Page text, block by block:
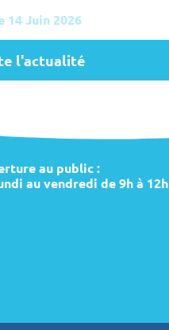
14 Juin 2026
l'actualité
au public :
au vendredi de 9h à 12h